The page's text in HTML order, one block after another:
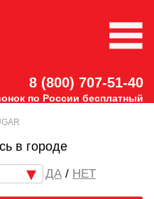
8 (800) 707-51-40
по России бесплатный
в городе
/ НЕТ